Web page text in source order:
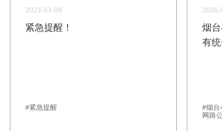
2023-03-09
紧急提醒！
#紧急提醒
烟
有
#烟
网路